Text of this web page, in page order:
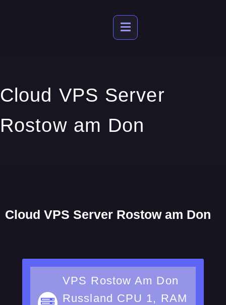
Cloud VPS Server
Rostow am Don
Cloud VPS Server Rostow am Don
VPS Rostow Am Don
Russland CPU 1, RAM